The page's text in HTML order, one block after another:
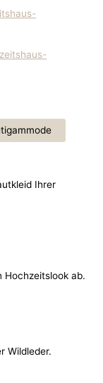
Ihrer
Hochzeitslook ab.
Wildleder.